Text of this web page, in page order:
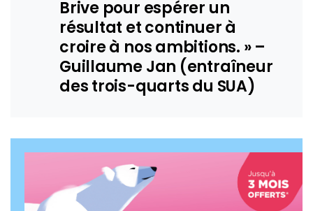
Brive pour espérer un
résultat et continuer à
croire à nos ambitions. » –
Guillaume Jan (entraîneur
des trois-quarts du SUA)